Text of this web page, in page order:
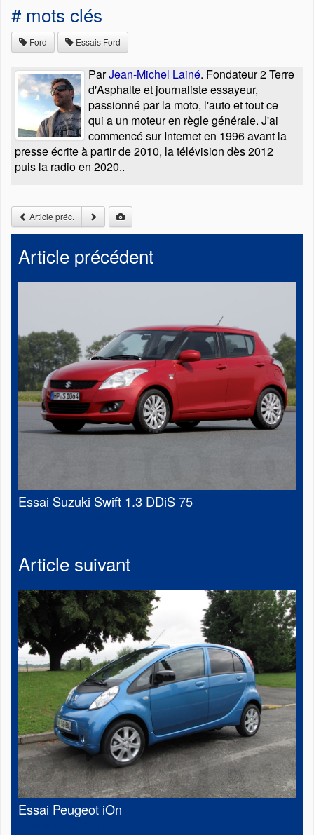
# mots clés
Ford Essais Ford
ParJean-Michel Lainé. Fondateur 2 Terre
d'Asphalte et journaliste essayeur,
passionné par la moto, l'auto et tout ce
qui a un moteur en règle générale. J'ai
commencé sur Internet en 1996 avant la
presse écrite à partir de 2010, la télévision dès 2012
puis la radio en 2020..
Article préc.
Article précédent
Essai Suzuki Swift 1.3 DDiS 75
Article suivant
Essai Peugeot iOn